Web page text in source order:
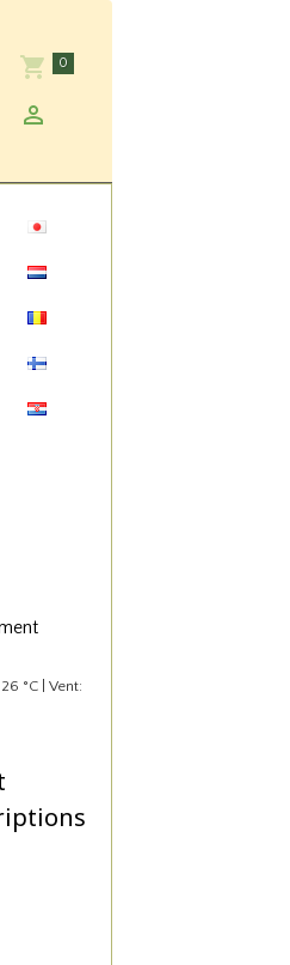
0
°C | Vent: